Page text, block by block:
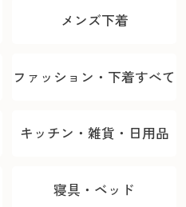
メンズ下着
ファッション・下着すべて
キッチン・雑貨・日用品
寝具・ベッド